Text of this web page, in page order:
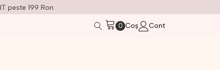
peste 199 Ron
Coș Cont